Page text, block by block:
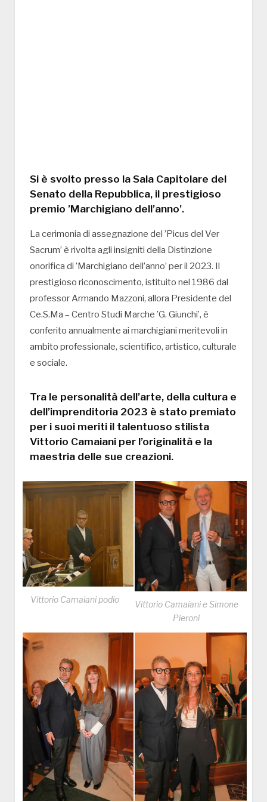
Si è svolto presso la Sala Capitolare del
Senato della Repubblica, il prestigioso
premio ’Marchigiano dell’anno’.
La cerimonia di assegnazione del ’Picus del Ver
Sacrum’ è rivolta agli insigniti della Distinzione
onorifica di ’Marchigiano dell’anno’ per il 2023. Il
prestigioso riconoscimento, istituito nel 1986 dal
professor Armando Mazzoni, allora Presidente del
Ce.S.Ma – Centro Studi Marche ’G. Giunchi’, è
conferito annualmente ai marchigiani meritevoli in
ambito professionale, scientifico, artistico, culturale
e sociale.
Tra le personalità dell’arte, della cultura e
dell’imprenditoria 2023 è stato premiato
per i suoi meriti il talentuoso stilista
Vittorio Camaiani per l’originalità e la
maestria delle sue creazioni.
Vittorio Camaiani podio
Vittorio Camaiani e Simone
Pieroni